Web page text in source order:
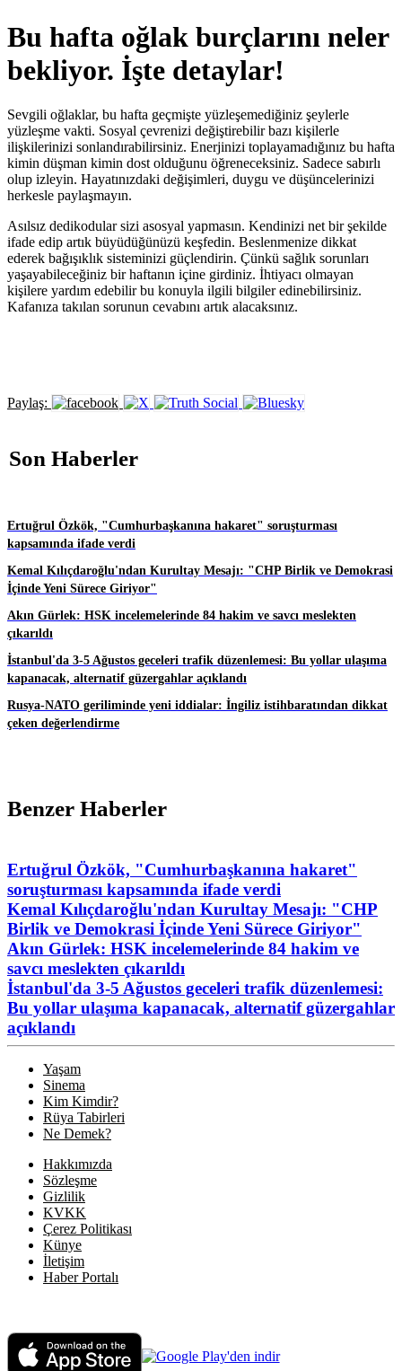
Bu hafta oğlak burçlarını neler
bekliyor. İşte detaylar!
Sevgili oğlaklar, bu hafta geçmişte yüzleşemediğiniz şeylerle
yüzleşme vakti. Sosyal çevrenizi değiştirebilir bazı kişilerle
ilişkilerinizi sonlandırabilirsiniz. Enerjinizi toplayamadığınız bu hafta
kimin düşman kimin dost olduğunu öğreneceksiniz. Sadece sabırlı
olup izleyin. Hayatınızdaki değişimleri, duygu ve düşüncelerinizi
herkesle paylaşmayın.
Asılsız dedikodular sizi asosyal yapmasın. Kendinizi net bir şekilde
ifade edip artık büyüdüğünüzü keşfedin. Beslenmenize dikkat
ederek bağışıklık sisteminizi güçlendirin. Çünkü sağlık sorunları
yaşayabileceğiniz bir haftanın içine girdiniz. İhtiyacı olmayan
kişilere yardım edebilir bu konuyla ilgili bilgiler edinebilirsiniz.
Kafanıza takılan sorunun cevabını artık alacaksınız.
Paylaş:
Son Haberler
Ertuğrul Özkök, "Cumhurbaşkanına hakaret" soruşturması
kapsamında ifade verdi
Kemal Kılıçdaroğlu'ndan Kurultay Mesajı: "CHP Birlik ve Demokrasi
İçinde Yeni Sürece Giriyor"
Akın Gürlek: HSK incelemelerinde 84 hakim ve savcı meslekten
çıkarıldı
İstanbul'da 3-5 Ağustos geceleri trafik düzenlemesi: Bu yollar ulaşıma
kapanacak, alternatif güzergahlar açıklandı
Rusya-NATO geriliminde yeni iddialar: İngiliz istihbaratından dikkat
çeken değerlendirme
Benzer Haberler
Ertuğrul Özkök, "Cumhurbaşkanına hakaret"
soruşturması kapsamında ifade verdi
Kemal Kılıçdaroğlu'ndan Kurultay Mesajı: "CHP
Birlik ve Demokrasi İçinde Yeni Sürece Giriyor"
Akın Gürlek: HSK incelemelerinde 84 hakim ve
savcı meslekten çıkarıldı
İstanbul'da 3-5 Ağustos geceleri trafik düzenlemesi:
Bu yollar ulaşıma kapanacak, alternatif güzergahlar
açıklandı
Yaşam
Sinema
Kim Kimdir?
Rüya Tabirleri
Ne Demek?
Hakkımızda
Sözleşme
Gizlilik
KVKK
Çerez Politikası
Künye
İletişim
Haber Portalı